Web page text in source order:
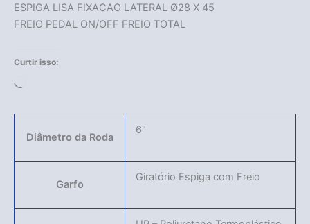
ESPIGA LISA FIXACAO LATERAL Ø28 X 45
FREIO PEDAL ON/OFF FREIO TOTAL
Curtir isso:
Diâmetro da Roda
6"
Garfo
Giratório Espiga com Freio